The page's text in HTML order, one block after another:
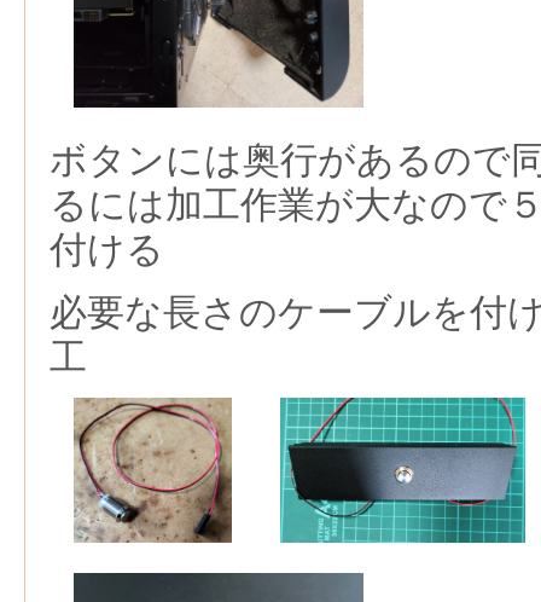
ボタンには奥行があるので
るには加工作業が大なので
付ける
必要な長さのケーブルを付
工